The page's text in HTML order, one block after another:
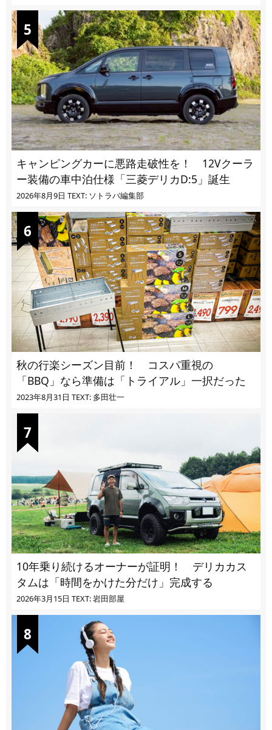
キャンピングカーに悪路走破性を！ 12Vクーラ
ー装備の車中泊仕様「三菱デリカD:5」誕生
2026年8月9日 TEXT: ソトラバ編集部
秋の行楽シーズン目前！ コスパ重視の
「BBQ」なら準備は「トライアル」一択だった
2023年8月31日 TEXT: 多田壮一
10年乗り続けるオーナーが証明！ デリカカス
タムは「時間をかけた分だけ」完成する
2026年3月15日 TEXT: 岩田部屋